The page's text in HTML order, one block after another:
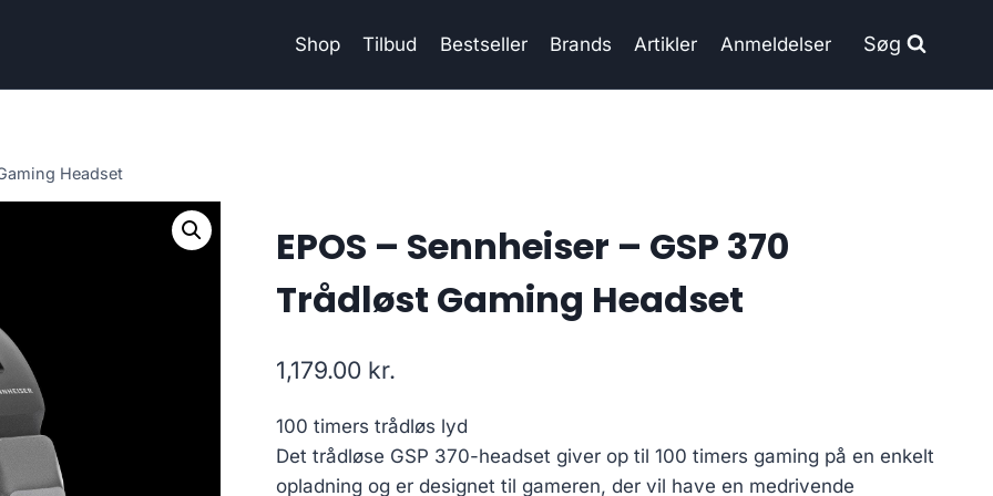
Shop Tilbud Bestseller Brands Artikler Anmeldelser Søg
Headset
EPOS – Sennheiser – GSP 370
Trådløst Gaming Headset
1,179.00 kr.
100 timers trådløs lyd
Det trådløse GSP 370-headset giver op til 100 timers gaming på en enkelt
opladning og er designet til gameren, der vil have en medrivende